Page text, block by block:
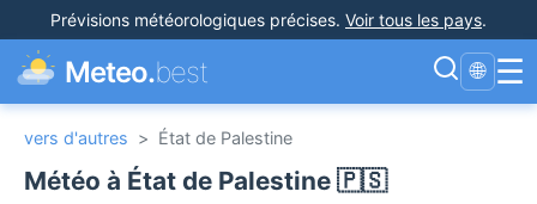
Prévisions météorologiques précises. Voir tous les pays.
Meteo.best 🌐 ☰
vers d'autres > État de Palestine
Météo à État de Palestine 🇵🇸